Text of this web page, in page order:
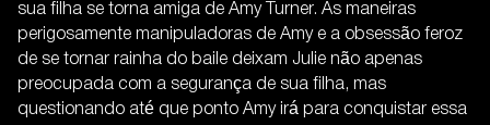
sua filha se torna amiga de Amy Turner. As maneiras
perigosamente manipuladoras de Amy e a obsessão feroz
de se tornar rainha do baile deixam Julie não apenas
preocupada com a segurança de sua filha, mas
questionando até que ponto Amy irá para conquistar essa